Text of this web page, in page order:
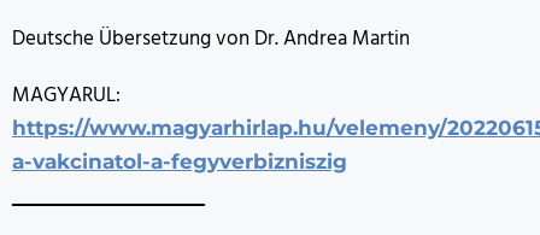
Deutsche Übersetzung von Dr. Andrea Martin
MAGYARUL:
https://www.magyarhirlap.hu/velemeny/
a-vakcinatol-a-fegyverbizniszig